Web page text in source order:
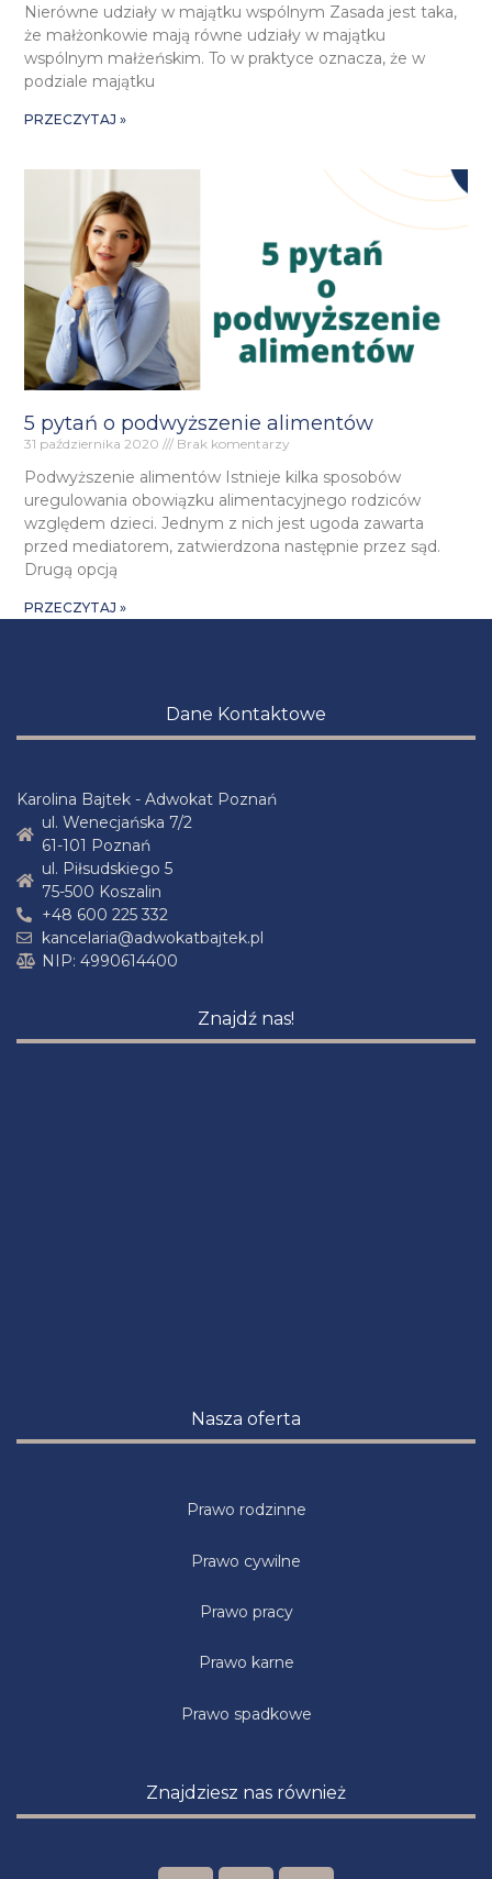
Nierówne udziały w majątku wspólnym Zasada jest taka,
że małżonkowie mają równe udziały w majątku
wspólnym małżeńskim. To w praktyce oznacza, że w
podziale majątku
PRZECZYTAJ »
5 pytań o podwyższenie alimentów
31 października 2020 Brak komentarzy
Podwyższenie alimentów Istnieje kilka sposobów
uregulowania obowiązku alimentacyjnego rodziców
względem dzieci. Jednym z nich jest ugoda zawarta
przed mediatorem, zatwierdzona następnie przez sąd.
Drugą opcją
PRZECZYTAJ »
Dane Kontaktowe
Karolina Bajtek - Adwokat Poznań
ul. Wenecjańska 7/2
61-101 Poznań
ul. Piłsudskiego 5
75-500 Koszalin
+48 600 225 332
kancelaria@adwokatbajtek.pl
NIP: 4990614400
Znajdź nas!
Nasza oferta
Prawo rodzinne
Prawo cywilne
Prawo pracy
Prawo karne
Prawo spadkowe
Znajdziesz nas również